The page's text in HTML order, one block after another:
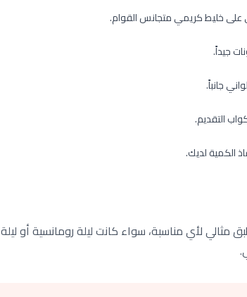
على خليط كريمي متجانس القوام.
جيداً.
جانباً.
التقديم.
الكمية لديك.
لأي مناسبة، سواء كانت ليلة رومانسية أو ليلة